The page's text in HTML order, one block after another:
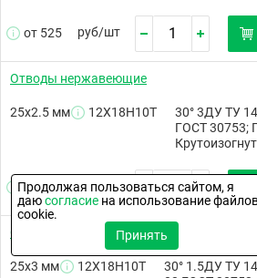
от 525 руб/шт
Отводы нержавеющие
25х2.5 мм 12Х18Н10Т
30° 3ДУ ТУ
ГОСТ 30753;
от 525 руб/шт
Отводы нержавеющие
25х3 мм 12Х18Н10Т
30° 1.5ДУ ТУ
Продолжая пользоваться сайтом, я
даюсогласие на использование
cookie.
Принять